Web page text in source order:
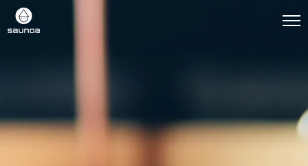
home